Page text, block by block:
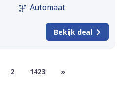
Automaat
Bekijk deal
2 1423 »